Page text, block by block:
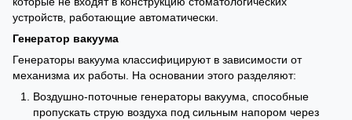
устройств, работающие автоматически.
Генератор вакуума
Генераторы вакуума классифицируют в зависимости от
механизма их работы. На основании этого разделяют:
Воздушно-поточные генераторы вакуума, способные
пропускать струю воздуха под сильным напором через